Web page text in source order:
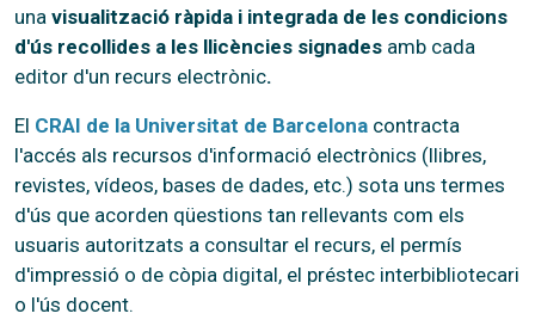
una visualització ràpida i integrada de les condicions
d'ús recollides a les llicències signades amb cada
editor d'un recurs electrònic.
El CRAI de la Universitat de Barcelona contracta
l'accés als recursos d'informació electrònics (llibres,
revistes, vídeos, bases de dades, etc.) sota uns termes
d'ús que acorden qüestions tan rellevants com els
usuaris autoritzats a consultar el recurs, el permís
d'impressió o de còpia digital, el préstec interbibliotecari
o l'ús docent.